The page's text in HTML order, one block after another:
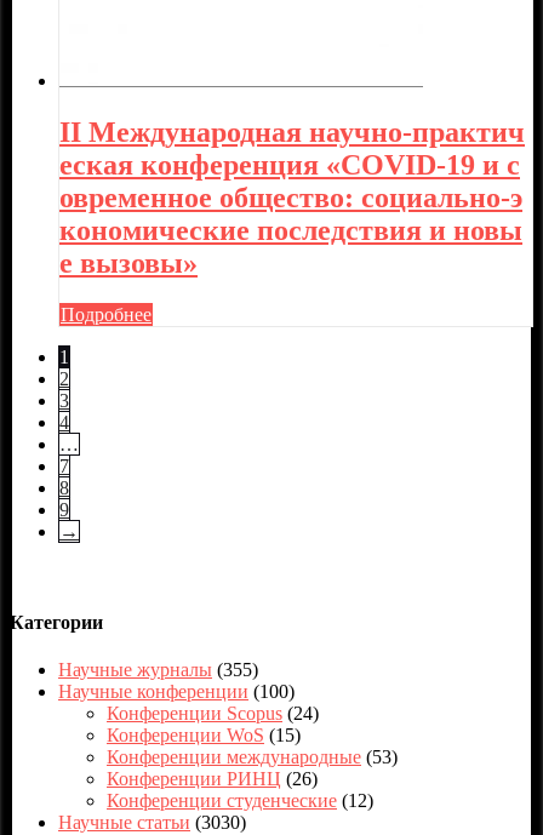
II Международная научно-практич
еская конференция «COVID-19 и с
овременное общество: социально-э
кономические последствия и новы
е вызовы»
Подробнее
1
2
3
4
…
7
8
9
→
Категории
Научные журналы (355)
Научные конференции (100)
Конференции Scopus (24)
Конференции WoS (15)
Конференции международные (53)
Конференции РИНЦ (26)
Конференции студенческие (12)
Научные статьи (3030)